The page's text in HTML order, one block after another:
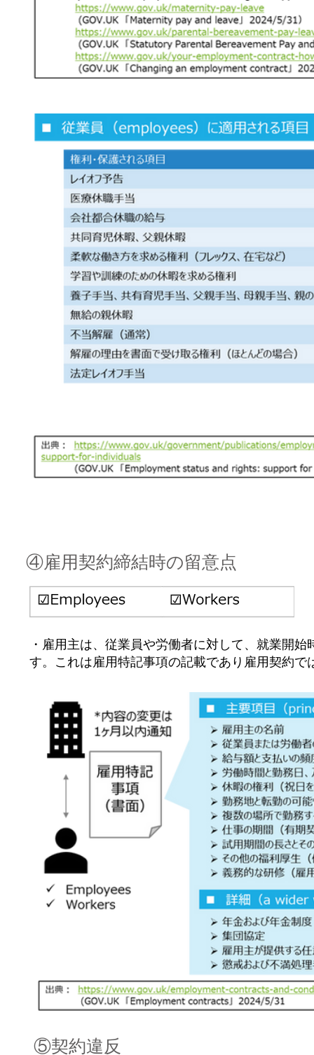
④雇用契約締結時の留意点
・雇用主は、従業員や労働者に対して、就業開
す。これは雇用特記事項の記載であり雇用契約で
⑤契約違反